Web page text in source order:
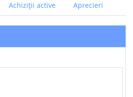
Achiziții active Aprecieri